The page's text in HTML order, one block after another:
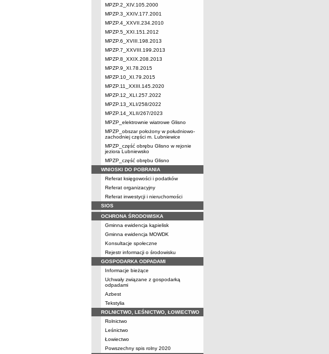
MPZP.2_XIV.105.2000
MPZP.3_XXIV.177.2001
MPZP.4_XXVII.234.2010
MPZP.5_XXI.151.2012
MPZP.6_XVIII.198.2013
MPZP.7_XXVIII.199.2013
MPZP.8_XXIX.208.2013
MPZP.9_XI.78.2015
MPZP.10_XI.79.2015
MPZP.11_XXIII.145.2020
MPZP.12_XLI.257.2022
MPZP.13_XLI/258/2022
MPZP.14_XLII/267/2023
MPZP_elektrownie wiatrowe Glisno
MPZP_obszar położony w południowo-
zachodniej części m. Lubniewice
MPZP_część obrębu Glisno w rejonie
jeziora Lubniewsko
MPZP_część obrębu Glisno
WNIOSKI DO POBRANIA
Referat księgowości i podatków
Referat organizacyjny
Referat inwestycji i nieruchomości
SIOS
OCHRONA ŚRODOWISKA
Gminna ewidencja kąpielisk
Gminna ewidencja MOWDK
Konsultacje społeczne
Rejestr informacji o środowisku
GOSPODARKA ODPADAMI
Informacje bieżące
Uchwały związane z gospodarką
odpadami
Azbest
Tekstylia
ROLNICTWO, LEŚNICTWO, ŁOWIECTWO
Rolnictwo
Leśnictwo
Łowiectwo
Powszechny spis rolny 2020